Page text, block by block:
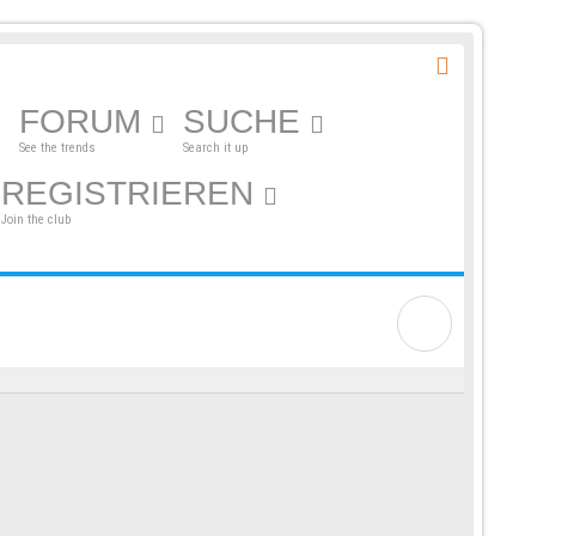
FORUM
See the trends
SUCHE
Search it up
REGISTRIEREN
Join the club